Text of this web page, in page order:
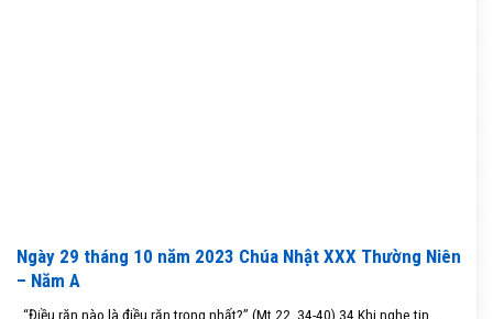
Ngày 29 tháng 10 năm 2023 Chúa Nhật XXX Thường Niên
– Năm A
“Điều răn nào là điều răn trọng nhất?” (Mt 22, 34-40) 34 Khi nghe tin ...